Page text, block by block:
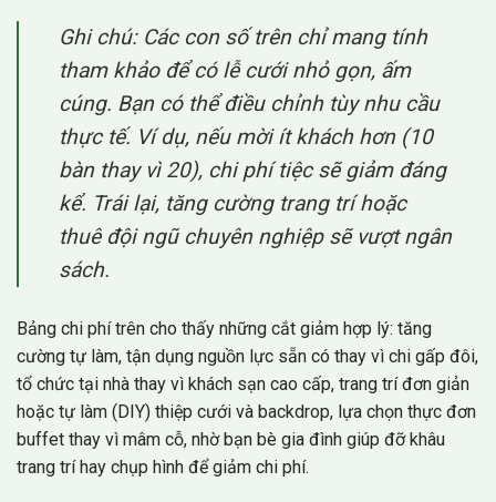
Ghi chú:Các con số trên chỉ mang tính
tham khảo để có lễ cưới nhỏ gọn, ấm
cúng. Bạn có thể điều chỉnh tùy nhu cầu
thực tế. Ví dụ, nếu mời ít khách hơn (10
bàn thay vì 20), chi phí tiệc sẽ giảm đáng
kể. Trái lại, tăng cường trang trí hoặc
thuê đội ngũ chuyên nghiệp sẽ vượt ngân
sách.
Bảng chi phí trên cho thấy những cắt giảm hợp lý: tăng
cường tự làm, tận dụng nguồn lực sẵn có thay vì chi gấp đôi,
tổ chức tại nhà thay vì khách sạn cao cấp, trang trí đơn giản
hoặc tự làm (DIY) thiệp cưới và backdrop, lựa chọn thực đơn
buffet thay vì mâm cỗ, nhờ bạn bè gia đình giúp đỡ khâu
trang trí hay chụp hình để giảm chi phí.